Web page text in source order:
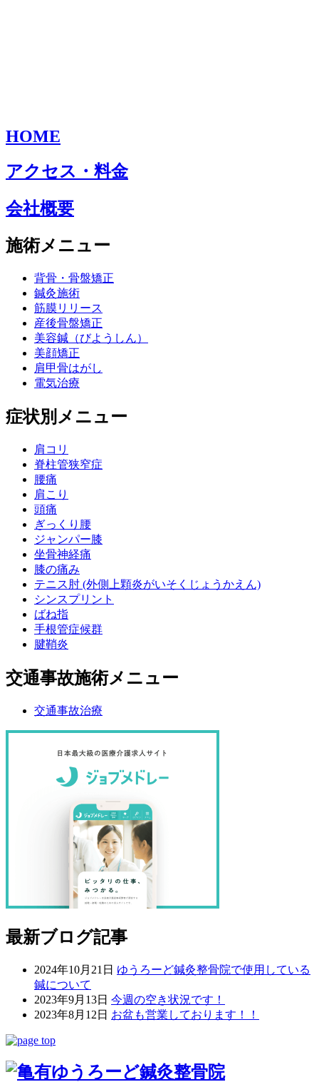
HOME
アクセス・料金
会社概要
施術メニュー
背骨・骨盤矯正
鍼灸施術
筋膜リリース
産後骨盤矯正
美容鍼（びようしん）
美顔矯正
肩甲骨はがし
電気治療
症状別メニュー
肩コリ
脊柱管狭窄症
腰痛
肩こり
頭痛
ぎっくり腰
ジャンパー膝
坐骨神経痛
膝の痛み
テニス肘 (外側上顆炎がいそくじょうかえん)
シンスプリント
ばね指
手根管症候群
腱鞘炎
交通事故施術メニュー
交通事故治療
最新ブログ記事
2024年10月21日 ゆうろーど鍼灸整骨院で使用している
鍼について
2023年9月13日 今週の空き状況です！
2023年8月12日 お盆も営業しております！！